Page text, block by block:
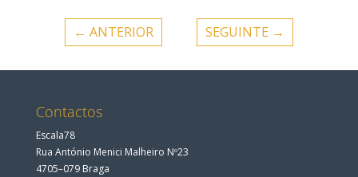
← ANTERIOR SEGUINTE →
Contactos
Escala78
Rua António Menici Malheiro Nº23
4705–079 Braga